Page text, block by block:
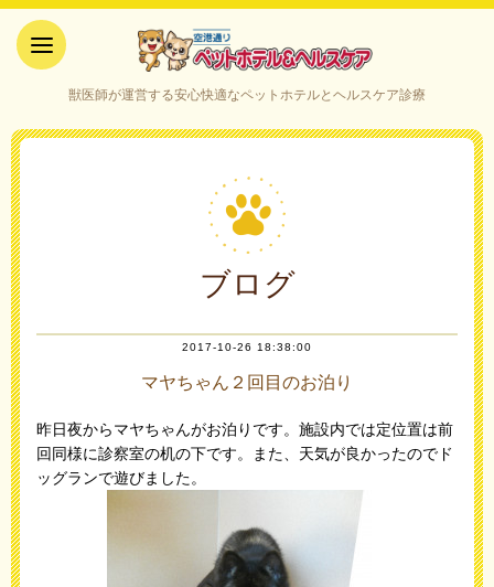
ケア｜山口県宇部市
獣医師が運営する安心快適なペットホテルとヘルスケア診療
ブログ
2017-10-26 18:38:00
マヤちゃん２回目のお泊り
昨日夜からマヤちゃんがお泊りです。施設内では定位置は前
回同様に診察室の机の下です。また、天気が良かったのでド
ッグランで遊びました。